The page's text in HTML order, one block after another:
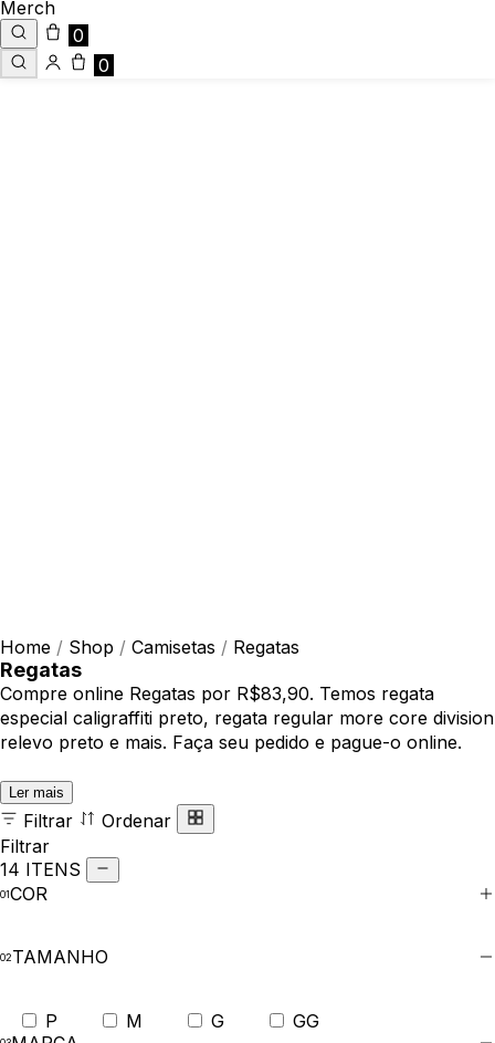
Merch
0
0
Home / Shop / Camisetas / Regatas
Regatas
Compre online Regatas por R$83,90. Temos regata
especial caligraffiti preto, regata regular more core division
relevo preto e mais. Faça seu pedido e pague-o online.
Ler mais
Filtrar
Ordenar
Filtrar
14 ITENS
COR
TAMANHO
P M G
GG